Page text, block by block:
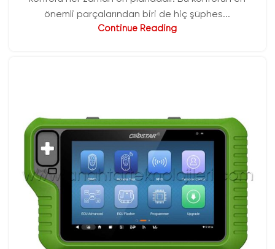
önemli parçalarından biri de hiç şüphes...
Continue Reading